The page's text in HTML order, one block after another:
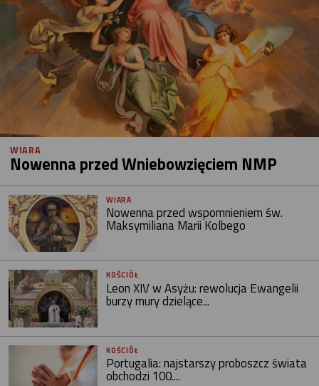
WIARA
Nowenna przed Wniebowzięciem NMP
WIARA
Nowenna przed wspomnieniem św.
Maksymiliana Marii Kolbego
KOŚCIÓŁ
Leon XIV w Asyżu: rewolucja Ewangelii
burzy mury dzielące...
KOŚCIÓŁ
Portugalia: najstarszy proboszcz świata
obchodzi 100....